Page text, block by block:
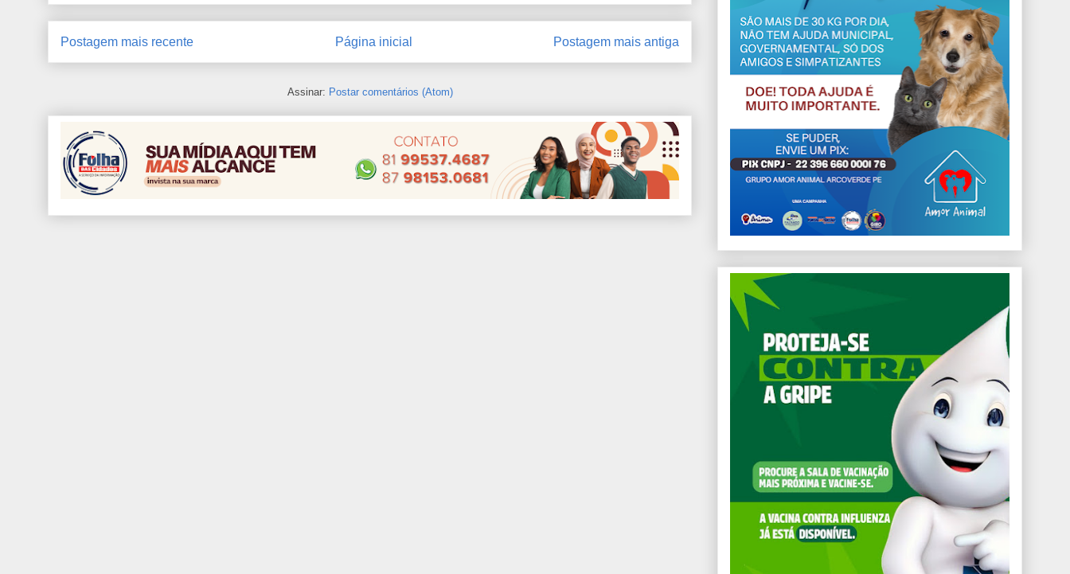
Postagem mais recente Postagem mais antiga
Página inicial
Assinar: Postar comentários (Atom)